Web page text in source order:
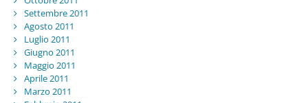
Settembre 2011
Agosto 2011
Luglio 2011
Giugno 2011
Maggio 2011
Aprile 2011
Marzo 2011